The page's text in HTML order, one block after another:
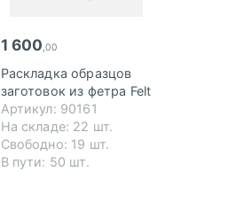
1 600 ,00
Раскладка образцов
заготовок из фетра Felt
Артикул: 90161
На складе: 22 шт.
Свободно: 19 шт.
В пути: 50 шт.